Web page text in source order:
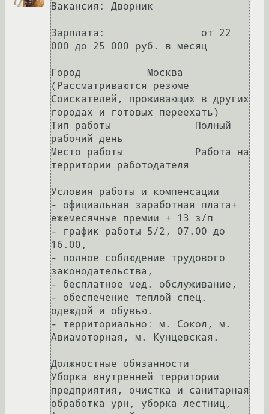
Вакансия: Дворник
Зарплата:    		 от 22
000 до 25 000 руб. в месяц
Город		Москва
(Рассматриваются резюме
Соискателей, проживающих в других
городах и готовых переехать)
Тип работы		Полный
рабочий день
Место работы		Работа на
территории работодателя
Условия работы и компенсации
- официальная заработная плата+
ежемесячные премии + 13 з/п
- график работы 5/2, 07.00 до
16.00,
- полное соблюдение трудового
законодательства,
- бесплатное мед. обслуживание,
- обеспечение теплой спец.
одеждой и обувью.
- территориально: м. Сокол, м.
Авиамоторная, м. Кунцевская.
Должностные обязанности
Уборка внутренней территории
предприятия, очистка и санитарная
обработка урн, уборка лестниц,